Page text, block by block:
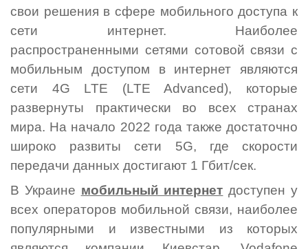
свои решения в сфере мобильного доступа к
сети интернет. Наиболее
распространенными сетями сотовой связи с
мобильным доступом в интернет являются
сети 4G LTE (LTE Advanced), которые
развернуты практически во всех странах
мира. На начало 2022 года также достаточно
широко развиты сети 5G, где скорости
передачи данных достигают 1 Гбит/сек.
В Украине мобильный интернет доступен у
всех операторов мобильной связи, наиболее
популярными и известными из которых